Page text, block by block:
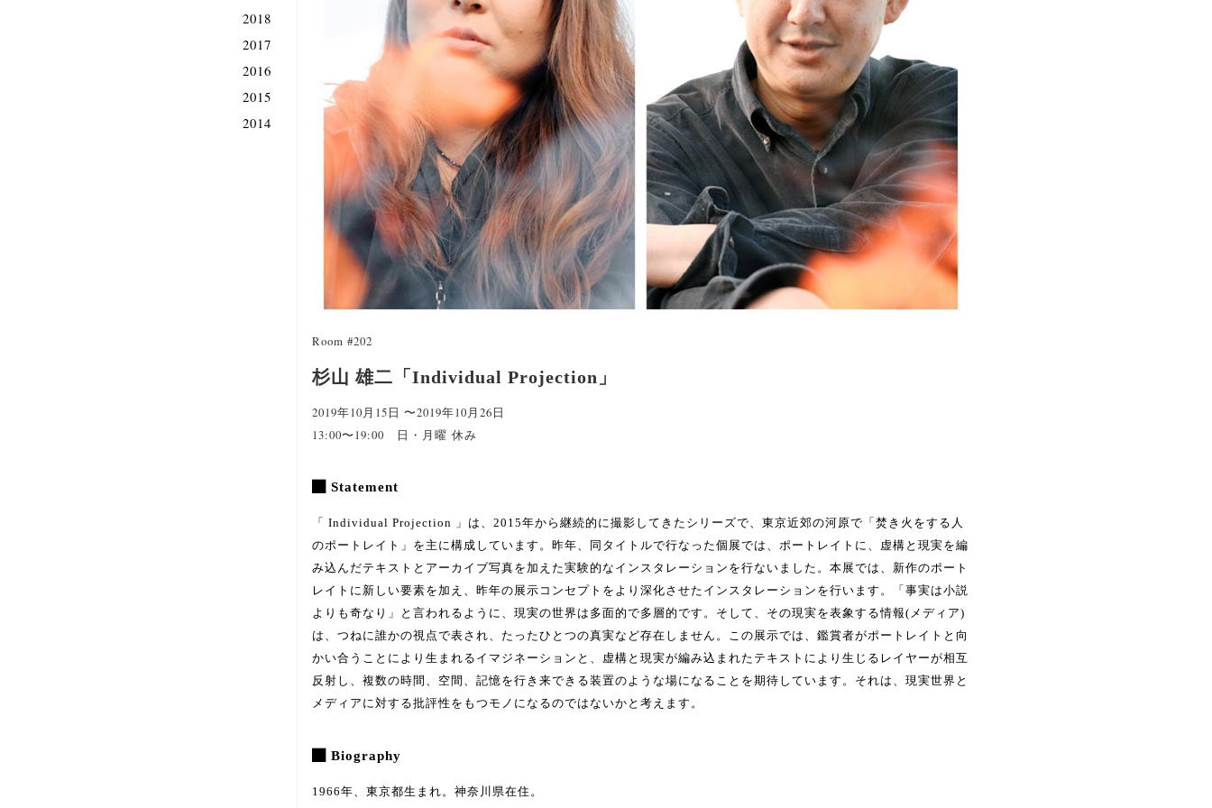
Room #202
杉山 雄二「Individual Projection」
2019年10月15日 〜2019年10月26日
13:00〜19:00 日・月曜 休み
Statement
「 Individual Projection 」は、2015年から継続的に撮影してきたシリーズで、東京近郊の河原で「焚き火をする人
のポートレイト」を主に構成しています。昨年、同タイトルで行なった個展では、ポートレイトに、虚構と現実を編
み込んだテキストとアーカイブ写真を加えた実験的なインスタレーションを行ないました。本展では、新作のポート
レイトに新しい要素を加え、昨年の展示コンセプトをより深化させたインスタレーションを行います。「事実は小説
よりも奇なり」と言われるように、現実の世界は多面的で多層的です。そして、その現実を表象する情報(メディア)
は、つねに誰かの視点で表され、たったひとつの真実など存在しません。この展示では、鑑賞者がポートレイトと向
かい合うことにより生まれるイマジネーションと、虚構と現実が編み込まれたテキストにより生じるレイヤーが相互
反射し、複数の時間、空間、記憶を行き来できる装置のような場になることを期待しています。それは、現実世界と
メディアに対する批評性をもつモノになるのではないかと考えます。
Biography
1966年、東京都生まれ。神奈川県在住。
2018
2017
2016
2015
2014